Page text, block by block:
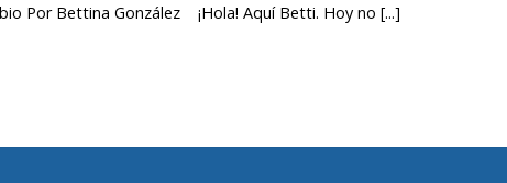
Por Bettina González ¡Hola! Aquí Betti. Hoy no [...]